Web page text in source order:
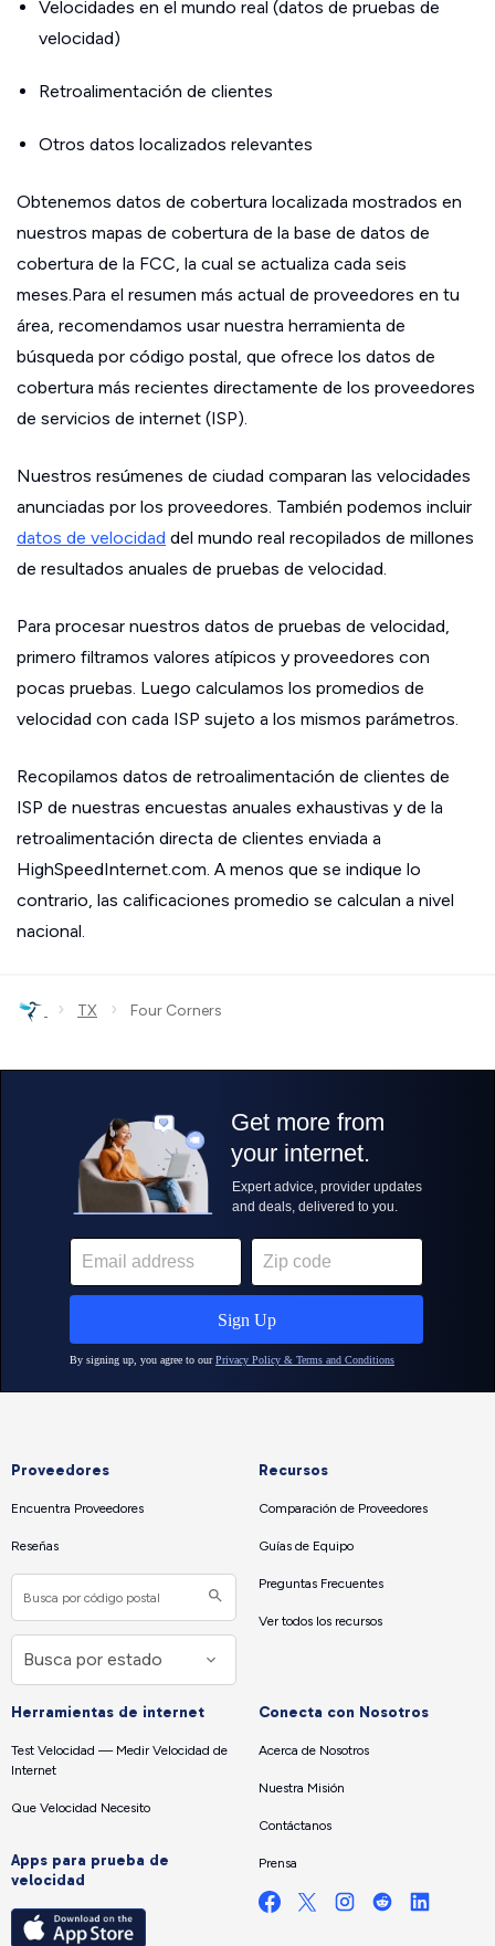
Velocidades en el mundo real (datos de pruebas de
velocidad)
Retroalimentación de clientes
Otros datos localizados relevantes
Obtenemos datos de cobertura localizada mostrados en
nuestros mapas de cobertura de la base de datos de
cobertura de la FCC, la cual se actualiza cada seis
meses.Para el resumen más actual de proveedores en tu
área, recomendamos usar nuestra herramienta de
búsqueda por código postal, que ofrece los datos de
cobertura más recientes directamente de los proveedores
de servicios de internet (ISP).
Nuestros resúmenes de ciudad comparan las velocidades
anunciadas por los proveedores. También podemos incluir
datos de velocidad del mundo real recopilados de millones
de resultados anuales de pruebas de velocidad.
Para procesar nuestros datos de pruebas de velocidad,
primero filtramos valores atípicos y proveedores con
pocas pruebas. Luego calculamos los promedios de
velocidad con cada ISP sujeto a los mismos parámetros.
Recopilamos datos de retroalimentación de clientes de
ISP de nuestras encuestas anuales exhaustivas y de la
retroalimentación directa de clientes enviada a
HighSpeedInternet.com. A menos que se indique lo
contrario, las calificaciones promedio se calculan a nivel
nacional.
› TX › Four Corners
Proveedores
Encuentra Proveedores
Reseñas
Recursos
Comparación de Proveedores
Guías de Equipo
Preguntas Frecuentes
Ver todos los recursos
Herramientas de internet
Test Velocidad — Medir Velocidad de
Internet
Que Velocidad Necesito
Apps para prueba de
velocidad
Conecta con Nosotros
Acerca de Nosotros
Nuestra Misión
Contáctanos
Prensa